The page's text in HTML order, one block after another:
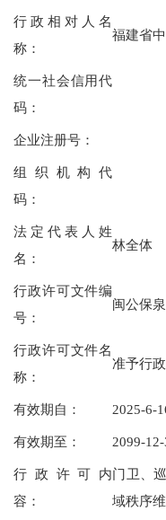
行政相对人名
称：
福建省
统一社会信用代
码：
企业注册号：
组织机构代
码：
法定代表人姓
名：
林全体
行政许可文件编
号：
闽公保
行政许可文件名
称：
准予行
有效期自： 2025-6-
有效期至： 2099-
行政许可内
容：
门卫、
域秩序